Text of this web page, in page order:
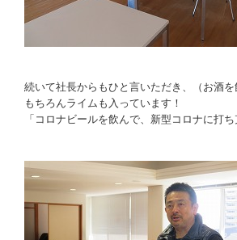
続いて社長からもひと言いただき、（お酒
もちろんライムも入っています！
「コロナビールを飲んで、新型コロナに打